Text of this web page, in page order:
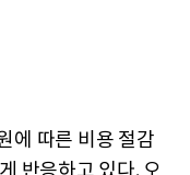
에 따른 비용 절감